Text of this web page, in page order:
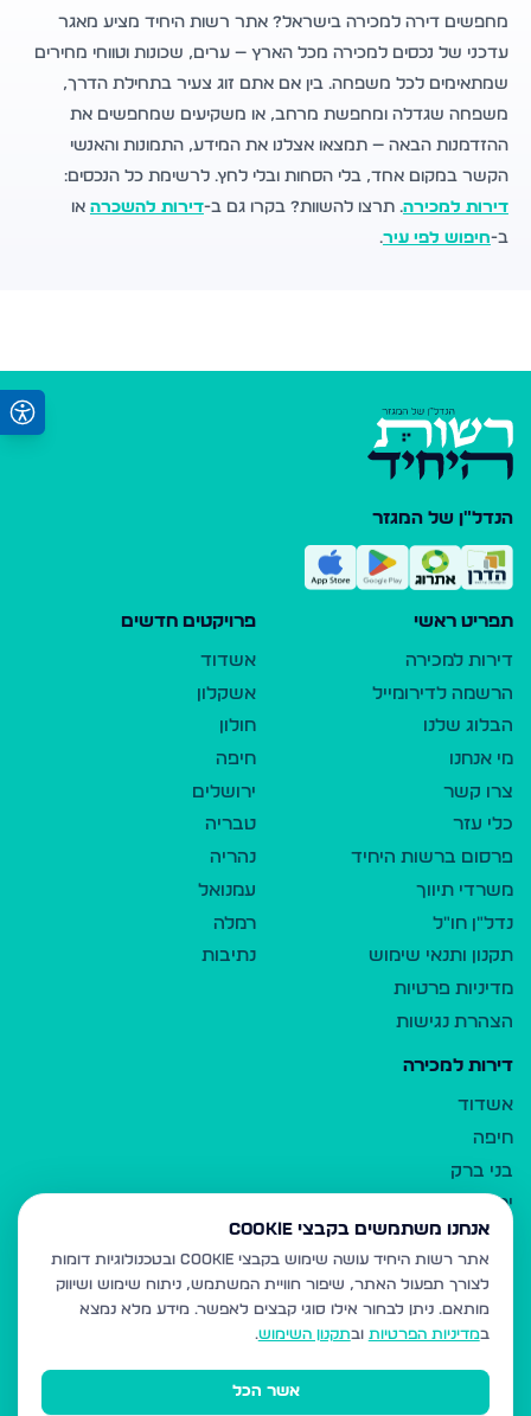
מחפשים דירה למכירה בישראל? אתר רשות היחיד מציע מאגר
עדכני של נכסים למכירה מכל הארץ — ערים, שכונות וטווחי מחירים
שמתאימים לכל משפחה. בין אם אתם זוג צעיר בתחילת הדרך,
משפחה שגדלה ומחפשת מרחב, או משקיעים שמחפשים את
ההזדמנות הבאה — תמצאו אצלנו את המידע, התמונות והאנשי
הקשר במקום אחד, בלי הסחות ובלי לחץ. לרשימת כל הנכסים:
דירות למכירה. תרצו להשוות? בקרו גם ב-דירות להשכרה או
ב-חיפוש לפי עיר.
הנדל"ן של המגזר
תפריט ראשי
דירות למכירה
הרשמה לדירומייל
הבלוג שלנו
מי אנחנו
צרו קשר
כלי עזר
פרסום ברשות היחיד
משרדי תיווך
נדל"ן חו"ל
תקנון ותנאי שימוש
מדיניות פרטיות
הצהרת נגישות
פרויקטים חדשים
אשדוד
אשקלון
חולון
חיפה
ירושלים
טבריה
נהריה
עמנואל
רמלה
נתיבות
דירות למכירה
אשדוד
חיפה
בני ברק
ירושלים
אלעד
גבעת זאב
בית שמש
רכסים
מודיעין עילית
אנחנו משתמשים בקבצי Cookie
אתר רשות היחיד עושה שימוש בקבצי Cookie ובטכנולוגיות דומות
לצורך תפעול האתר, שיפור חוויית המשתמש, ניתוח שימוש ושיווק
מותאם. ניתן לבחור אילו סוגי קבצים לאפשר. מידע מלא נמצא
במדיניות הפרטיות ובתקנון השימוש.
אשר הכל